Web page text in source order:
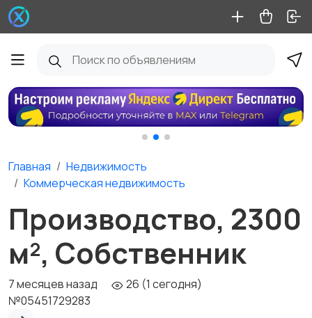
Главная
Недвижимость
Коммерческая недвижимость
Производство, 2300
м², Собственник
7 месяцев назад
26 (1 сегодня)
№05451729283